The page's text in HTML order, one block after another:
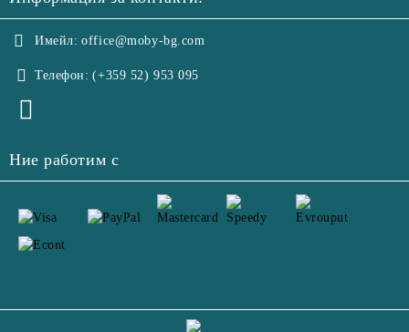
Имейл: office@moby-bg.com
Телефон: (+359 52) 953 095
Ние работим с